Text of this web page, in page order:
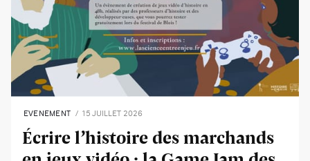
EVENEMENT 15 JUILLET 2026
Écrire l’histoire des marchands